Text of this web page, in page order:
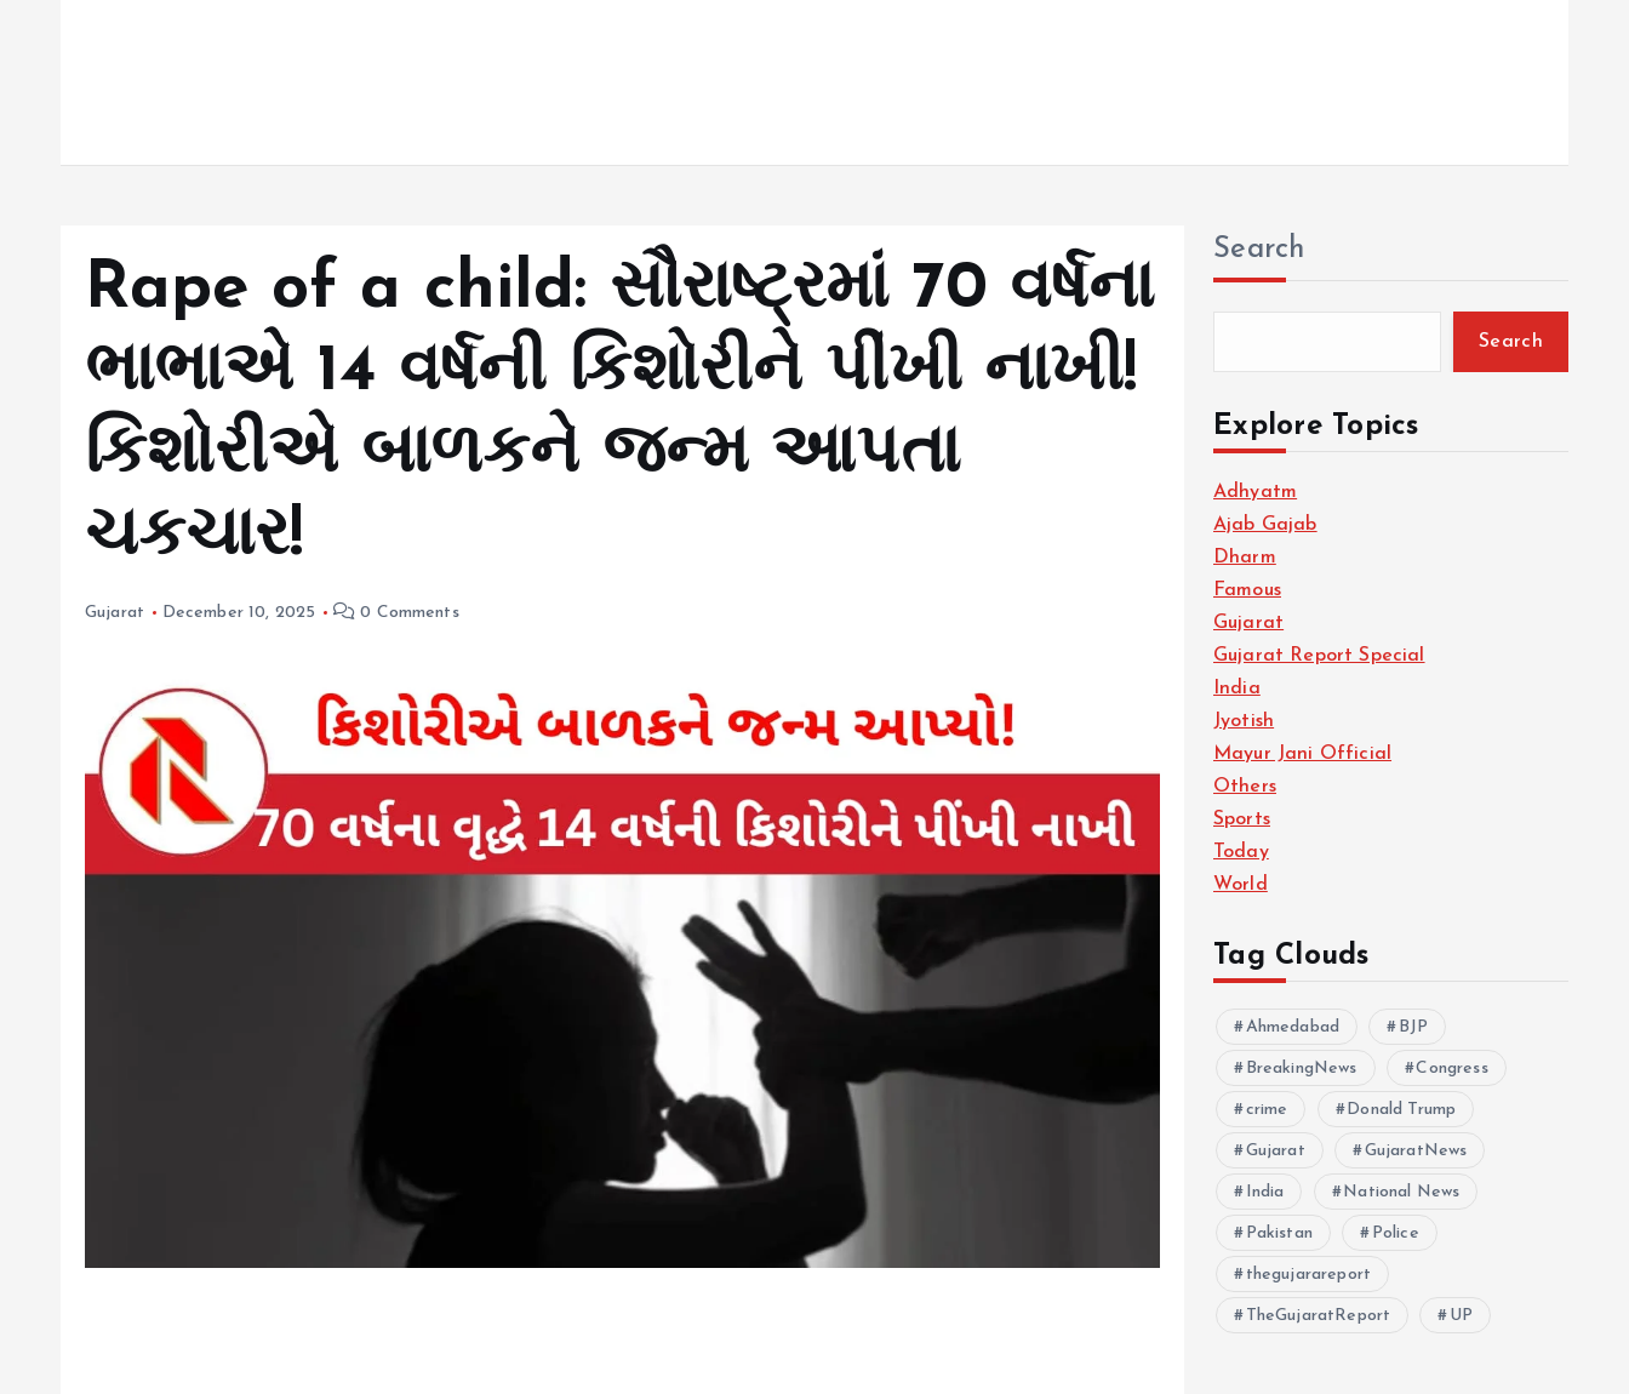
Rape of a child: સૌરાષ્ટ્રમાં 70 વર્ષના
ભાભાએ 14 વર્ષની કિશોરીને પીંખી નાખી!
કિશોરીએ બાળકને જન્મ આપતા
ચકચાર!
Gujarat December 10, 2025 0 Comments
Search
Search
Explore Topics
Adhyatm
Ajab Gajab
Dharm
Famous
Gujarat
Gujarat Report Special
India
Jyotish
Mayur Jani Official
Others
Sports
Today
World
Tag Clouds
Ahmedabad BJP
BreakingNews Congress
crime Donald Trump
Gujarat GujaratNews
India National News
Pakistan Police
thegujarareport
TheGujaratReport UP